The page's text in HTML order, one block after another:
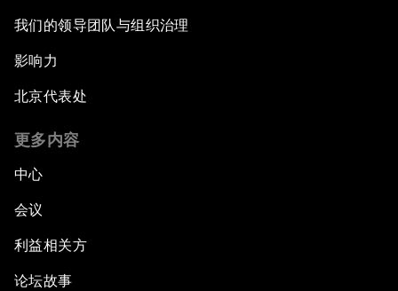
我们的领导团队与组织治理
影响力
北京代表处
更多内容
中心
会议
利益相关方
论坛故事